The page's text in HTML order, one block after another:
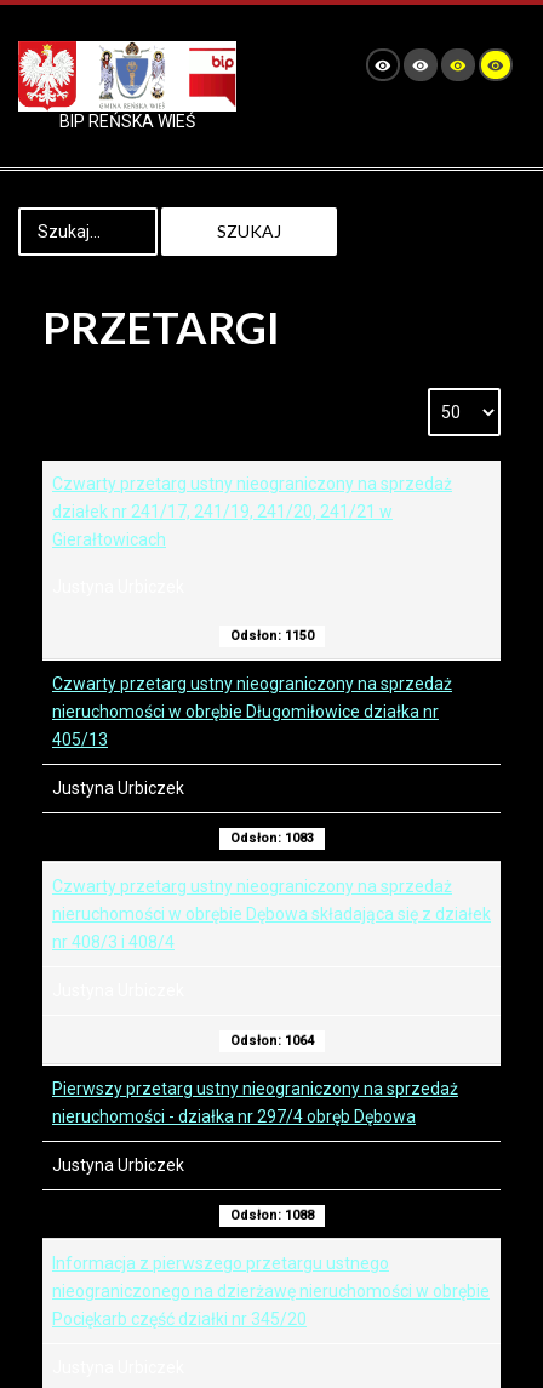
BIP REŃSKA WIEŚ
SZUKAJ
PRZETARGI
Czwarty przetarg ustny nieograniczony na sprzedaż
działek nr 241/17, 241/19, 241/20, 241/21 w
Gierałtowicach
Odsłon: 1150
Czwarty przetarg ustny nieograniczony na sprzedaż
nieruchomości w obrębie Długomiłowice działka nr
405/13
Justyna Urbiczek
Odsłon: 1083
Czwarty przetarg ustny nieograniczony na sprzedaż
nieruchomości w obrębie Dębowa składająca się z działek
nr 408/3 i 408/4
Odsłon: 1064
Pierwszy przetarg ustny nieograniczony na sprzedaż
nieruchomości - działka nr 297/4 obręb Dębowa
Justyna Urbiczek
Odsłon: 1088
Informacja z pierwszego przetargu ustnego
nieograniczonego na dzierżawę nieruchomości w obrębie
Pociękarb część działki nr 345/20